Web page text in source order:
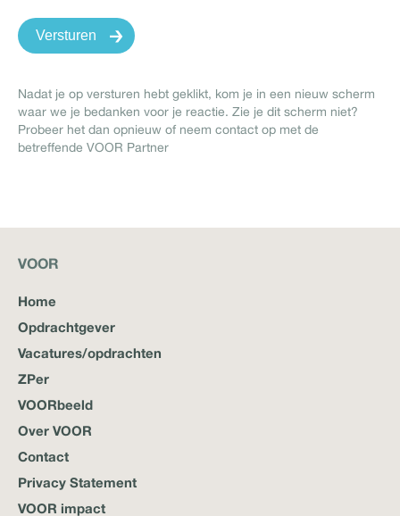
Nadat je op versturen hebt geklikt, kom je in een nieuw scherm
waar we je bedanken voor je reactie. Zie je dit scherm niet?
Probeer het dan opnieuw of neem contact op met de
betreffende VOOR Partner
VOOR
Home
Opdrachtgever
Vacatures/opdrachten
ZPer
VOORbeeld
Over VOOR
Contact
Privacy Statement
VOOR impact